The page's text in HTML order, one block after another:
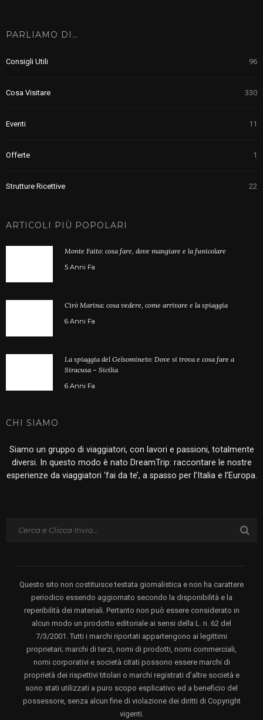
PARLIAMO DI…
Consigli Utili 96
Cosa Visitare 330
Eventi 11
Offerte 1
Strutture Ricettive 22
ARTICOLI PIÙ POPOLARI
Monte Faito: cosa fare, dove mangiare e la funicolare
5 Anni Fa
Cirò Marina: cosa vedere, come arrivare e la spiaggia
6 Anni Fa
La spiaggia del Gelsomineto: Dove si trova e cosa fare a
Siracusa – Sicilia
6 Anni Fa
CHI SIAMO
Siamo un gruppo di viaggiatori, con lavori e passioni, totalmente
diversi. In questo modo è nato DreamTrip: raccontare le nostre
esperienze da viaggiatori ‘fai da te’, a spasso per l’Italia e l’Europa.
Questo sito non costituisce testata giornalistica e non ha carattere
periodico essendo aggiornato secondo la disponibilità e la
reperibilità dei materiali. Pertanto non può essere considerato in
alcun modo un prodotto editoriale ai sensi della L. n. 62 del
7/3/2001. Tutti i marchi riportati appartengono ai legittimi
proprietari; marchi di terzi, nomi di prodotti, nomi commerciali,
nomi corporativi e società citati possono essere marchi di
proprietà dei rispettivi titolari o marchi registrati d’altre società e
sono stati utilizzati a puro scopo esplicativo ed a beneficio del
possessore, senza alcun fine di violazione dei diritti di Copyright
vigenti.